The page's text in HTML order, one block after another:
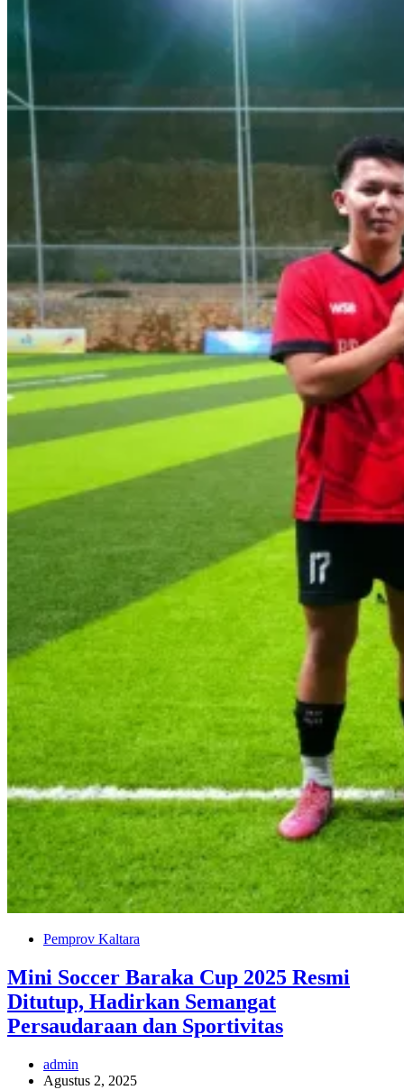
Pemprov Kaltara
Mini Soccer Baraka Cup 2025 Resmi
Ditutup, Hadirkan Semangat
Persaudaraan dan Sportivitas
admin
Agustus 2, 2025